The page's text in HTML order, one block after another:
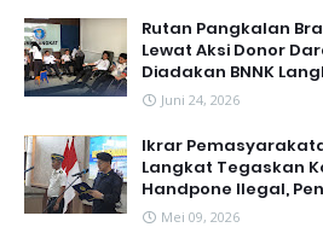
Rutan Pangkalan
Lewat Aksi Donor
Diadakan BNNK
Juni 24, 2026
Ikrar
Langkat Tegaskan
Handpone llegal,
Mei 09, 2026